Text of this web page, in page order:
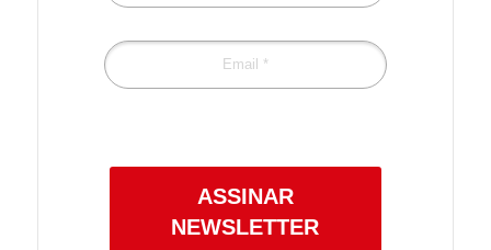
ASSINAR
NEWSLETTER